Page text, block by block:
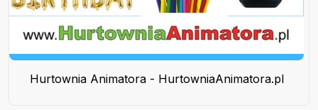
Hurtownia Animatora - HurtowniaAnimatora.pl